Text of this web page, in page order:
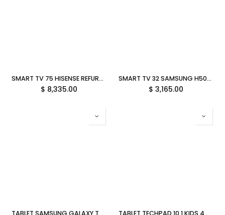
SMART TV 75 HISENSE REFURBISHED 75H5QBR CLASS H5Q 165HZ UHD QLED WIFI BLUETOOTH HDMI 12M DE GARANTIA
$ 8,335.00
SMART TV 32 SAMSUNG H5000 9.5MS 60HZ HD TIZEN LS32H5000FFXZX GARANTIA CON FABRICANTE
$ 3,165.00
TABLET SAMSUNG GALAXY TAB A11 8.7" 4GB 64GB OCTA CORE 2.2 GHZ ANDROID 15 PLATA SM-X133NZSAL06 GARANTIA CON FABRICANTE TABLET TECHPAD 10.1 KIDS 4GB 64GB ROJO ALLWINNER A333 ANDROID 15 TECH PAD KIDS PRO 11M DE GARANTIA